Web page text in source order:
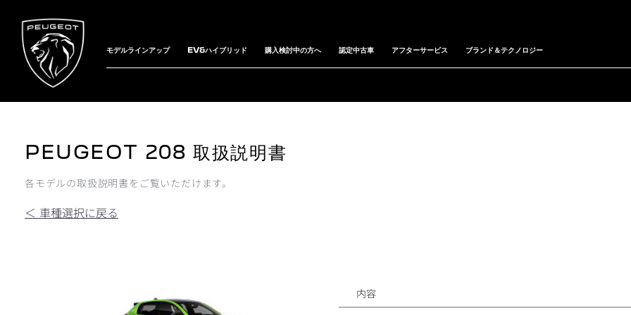
モデルラインアップ EV&ハイブリッド 購入検討中の方へ 認定中古車 アフターサービス ブランド＆テクノロジー
PEUGEOT 208 取扱説明書
各モデルの取扱説明書をご覧いただけます。
＜ 車種選択に戻る
内容